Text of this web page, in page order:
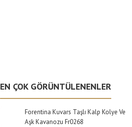
EN ÇOK GÖRÜNTÜLENENLER
Forentina Kuvars Taşlı Kalp Kolye Ve
Aşk Kavanozu Fr0268